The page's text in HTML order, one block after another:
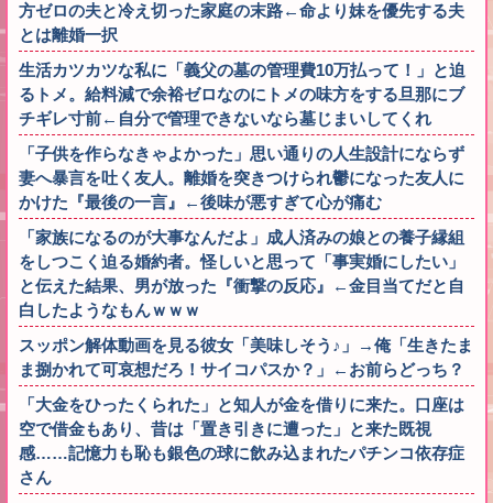
方ゼロの夫と冷え切った家庭の末路←命より妹を優先する夫
とは離婚一択
生活カツカツな私に「義父の墓の管理費10万払って！」と迫
るトメ。給料減で余裕ゼロなのにトメの味方をする旦那にブ
チギレ寸前←自分で管理できないなら墓じまいしてくれ
「子供を作らなきゃよかった」思い通りの人生設計にならず
妻へ暴言を吐く友人。離婚を突きつけられ鬱になった友人に
かけた『最後の一言』←後味が悪すぎて心が痛む
「家族になるのが大事なんだよ」成人済みの娘との養子縁組
をしつこく迫る婚約者。怪しいと思って「事実婚にしたい」
と伝えた結果、男が放った『衝撃の反応』←金目当てだと自
白したようなもんｗｗｗ
スッポン解体動画を見る彼女「美味しそう♪」→俺「生きたま
ま捌かれて可哀想だろ！サイコパスか？」←お前らどっち？
「大金をひったくられた」と知人が金を借りに来た。口座は
空で借金もあり、昔は「置き引きに遭った」と来た既視
感……記憶力も恥も銀色の球に飲み込まれたパチンコ依存症
さん